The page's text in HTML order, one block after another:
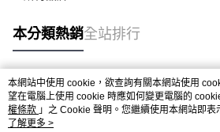
本分類熱銷全站排行
熱門標籤
本網站中使用 cookie，欲查詢有關本網站使用
望在電腦上使用 cookie 時應如何變更電腦的
權條款 」之 Cookie 聲明。您繼續使用本網站即
用條款之 Cookie 聲明使用 cookie。
了解更多 >